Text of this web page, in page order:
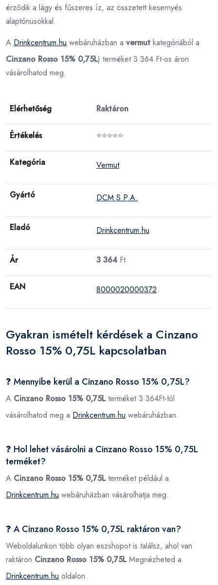
érződik a lágy és fűszeres íz, az összetett kesernyés
alaptónusokkal.
A Drinkcentrum.hu webáruházban a vermut kategóriából a
Cinzano Rosso 15% 0,75L) terméket 3 364 Ft-os áron
vásárolhatod meg.
Elérhetőség Raktáron
Értékelés ⭐⭐⭐⭐⭐
Kategória Vermut
Gyártó DCM S.P.A.
Eladó Drinkcentrum.hu
Ár 3 364Ft
EAN 8000020000372
Gyakran ismételt kérdések a Cinzano
Rosso 15% 0,75L kapcsolatban
❓ Mennyibe kerül a Cinzano Rosso 15% 0,75L?
A Cinzano Rosso 15% 0,75Lterméket 3 364Ft-tól
vásárolhatod meg a Drinkcentrum.hu webáruházban.
❓ Hol lehet vásárolni a Cinzano Rosso 15% 0,75L
terméket?
A Cinzano Rosso 15% 0,75Lterméket például a
Drinkcentrum.hu webáruházban vásárolhatja meg.
❓ A Cinzano Rosso 15% 0,75L raktáron van?
Weboldalunkon több olyan eszshopot is találsz, ahol van
raktáron Cinzano Rosso 15% 0,75LMegnézheted a
Drinkcentrum.hu oldalon.